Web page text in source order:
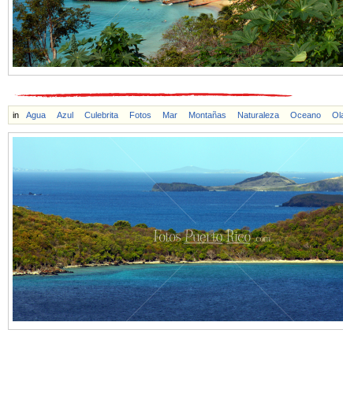
in Agua Azul Culebrita Fotos Mar Montañas Naturaleza Oceano